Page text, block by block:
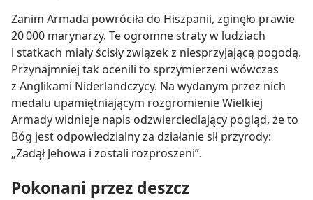
Zanim Armada powróciła do Hiszpanii, zginęło prawie
20 000 marynarzy. Te ogromne straty w ludziach
i statkach miały ścisły związek z niesprzyjającą pogodą.
Przynajmniej tak ocenili to sprzymierzeni wówczas
z Anglikami Niderlandczycy. Na wydanym przez nich
medalu upamiętniającym rozgromienie Wielkiej
Armady widnieje napis odzwierciedlający pogląd, że to
Bóg jest odpowiedzialny za działanie sił przyrody:
„Zadął Jehowa i zostali rozproszeni”.
Pokonani przez deszcz